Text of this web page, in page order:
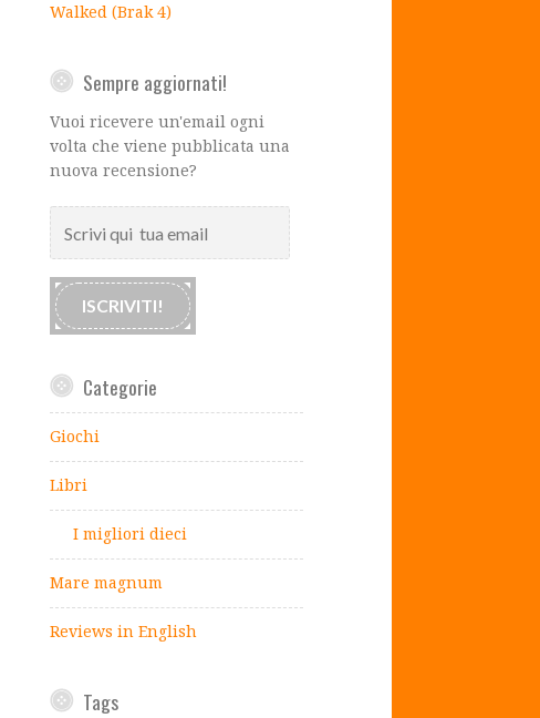
Walked (Brak 4)
Sempre aggiornati!
Vuoi ricevere un'email ogni
volta che viene pubblicata una
nuova recensione?
qui
tua
email
ISCRIVITI!
Categorie
Giochi
Libri
I migliori dieci
Mare magnum
Reviews in English
Tags